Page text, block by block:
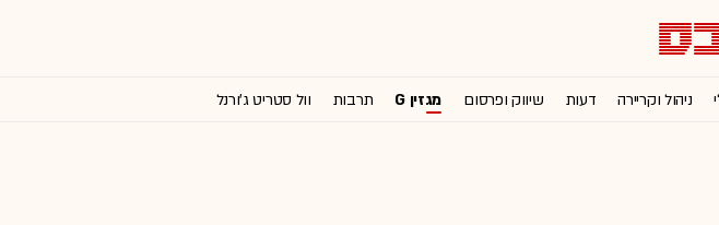
ניהול וקריירה דעות שיווק ופרסום מגזין G תרבות וול סטריט ג'ורנל